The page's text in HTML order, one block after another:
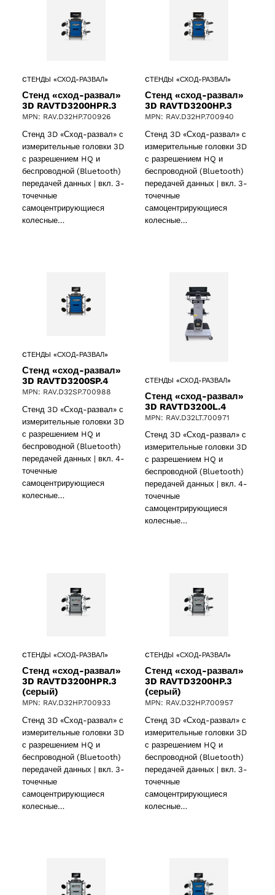
2 products
CТЕНДЫ «СХОД-РАЗВАЛ»
Стенд «сход-развал»
3D RAVTD3200HPR.3
MPN: RAV.D32HP.700926
Стенд 3D «Сход-развал» с
измерительные головки 3D
с разрешением HQ и
беспроводной (Bluetooth)
передачей данных | вкл. 3-
точечные
самоцентрирующиеся
колесные…
CТЕНДЫ «СХОД-РАЗВАЛ»
Стенд «сход-развал»
3D RAVTD3200HP.3
MPN: RAV.D32HP.700940
Стенд 3D «Сход-развал» с
измерительные головки 3D
с разрешением HQ и
беспроводной (Bluetooth)
передачей данных | вкл. 3-
точечные
самоцентрирующиеся
колесные…
CТЕНДЫ «СХОД-РАЗВАЛ»
Стенд «сход-развал»
3D RAVTD3200SP.4
MPN: RAV.D32SP.700988
Стенд 3D «Сход-развал» с
измерительные головки 3D
с разрешением HQ и
беспроводной (Bluetooth)
передачей данных | вкл. 4-
точечные
самоцентрирующиеся
колесные…
CТЕНДЫ «СХОД-РАЗВАЛ»
Стенд «сход-развал»
3D RAVTD3200L.4
MPN: RAV.D32LT.700971
Стенд 3D «Сход-развал» с
измерительные головки 3D
с разрешением HQ и
беспроводной (Bluetooth)
передачей данных | вкл. 4-
точечные
самоцентрирующиеся
колесные…
CТЕНДЫ «СХОД-РАЗВАЛ»
Стенд «сход-развал»
3D RAVTD3200HPR.3
(серый)
MPN: RAV.D32HP.700933
Стенд 3D «Сход-развал» с
измерительные головки 3D
с разрешением HQ и
беспроводной (Bluetooth)
передачей данных | вкл. 3-
точечные
самоцентрирующиеся
колесные…
CТЕНДЫ «СХОД-РАЗВАЛ»
Стенд «сход-развал»
3D RAVTD3200HP.3
(серый)
MPN: RAV.D32HP.700957
Стенд 3D «Сход-развал» с
измерительные головки 3D
с разрешением HQ и
беспроводной (Bluetooth)
передачей данных | вкл. 3-
точечные
самоцентрирующиеся
колесные…